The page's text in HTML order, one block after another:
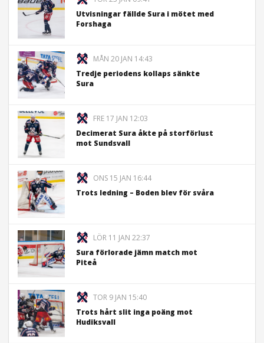
Utvisningar fällde Sura i mötet med
Forshaga
MÅN 20 JAN 14:43
Tredje periodens kollaps sänkte
Sura
FRE 17 JAN 12:03
Decimerat Sura åkte på storförlust
mot Sundsvall
ONS 15 JAN 16:44
Trots ledning – Boden blev för svåra
LÖR 11 JAN 22:37
Sura förlorade jämn match mot
Piteå
TOR 9 JAN 15:40
Trots hårt slit inga poäng mot
Hudiksvall